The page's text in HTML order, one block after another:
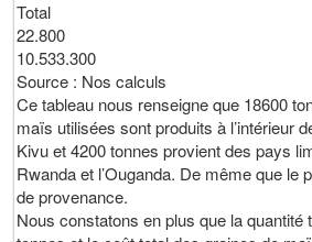
Total
22.800
10.533.300
Source : Nos calculs
Ce tableau nous renseigne que 18600
maïs utilisées sont produits à l’intérieur
Kivu et 4200 tonnes provient des pays
Rwanda et l’Ouganda. De même que le
de provenance.
Nous constatons en plus que la quantité